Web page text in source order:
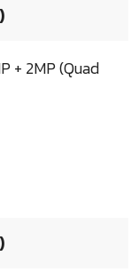
+ 2MP (Quad